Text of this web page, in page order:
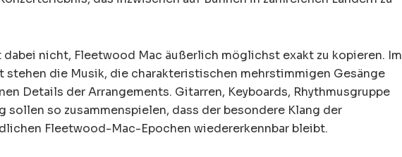
dabei nicht, Fleetwood Mac äußerlich möglichst exakt zu kopieren. Im
stehen die Musik, die charakteristischen mehrstimmigen Gesänge
Details der Arrangements. Gitarren, Keyboards, Rhythmusgruppe
sollen so zusammenspielen, dass der besondere Klang der
Fleetwood-Mac-Epochen wiedererkennbar bleibt.